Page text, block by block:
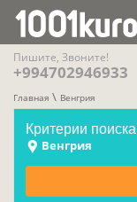
Пишите, Звоните!
+994702946933
Главная Венгрия
Критерии
Венгрия